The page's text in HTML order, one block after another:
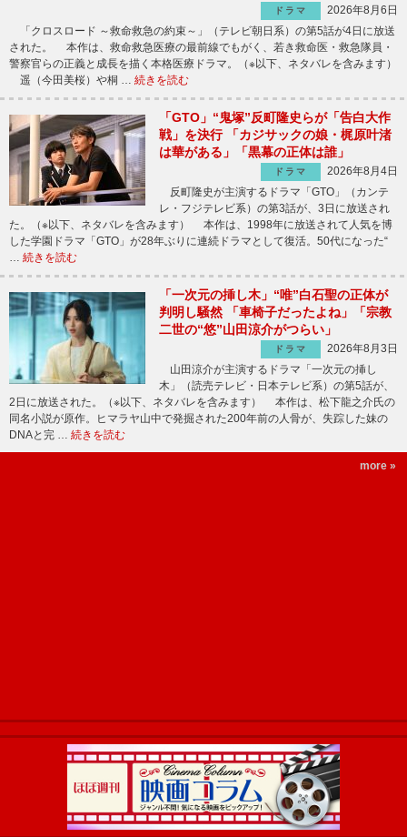
ドラマ
2026年8月6日
「クロスロード ～救命救急の約束～」（テレビ朝日系）の第5話が4日に放送
された。 本作は、救命救急医療の最前線でもがく、若き救命医・救急隊員・
警察官らの正義と成長を描く本格医療ドラマ。（※以下、ネタバレを含みます）
遥（今田美桜）や桐 … 続きを読む
「GTO」“鬼塚”反町隆史らが「告白大作
戦」を決行 「カジサックの娘・梶原叶渚
は華がある」「黒幕の正体は誰」
ドラマ
2026年8月4日
反町隆史が主演するドラマ「GTO」（カンテ
レ・フジテレビ系）の第3話が、3日に放送され
た。（※以下、ネタバレを含みます） 本作は、1998年に放送されて人気を博
した学園ドラマ「GTO」が28年ぶりに連続ドラマとして復活。50代になった“
… 続きを読む
「一次元の挿し木」“唯”白石聖の正体が
判明し騒然 「車椅子だったよね」「宗教
二世の“悠”山田涼介がつらい」
ドラマ
2026年8月3日
山田涼介が主演するドラマ「一次元の挿し
木」（読売テレビ・日本テレビ系）の第5話が、
2日に放送された。（※以下、ネタバレを含みます） 本作は、松下龍之介氏の
同名小説が原作。ヒマラヤ山中で発掘された200年前の人骨が、失踪した妹の
DNAと完 … 続きを読む
more »